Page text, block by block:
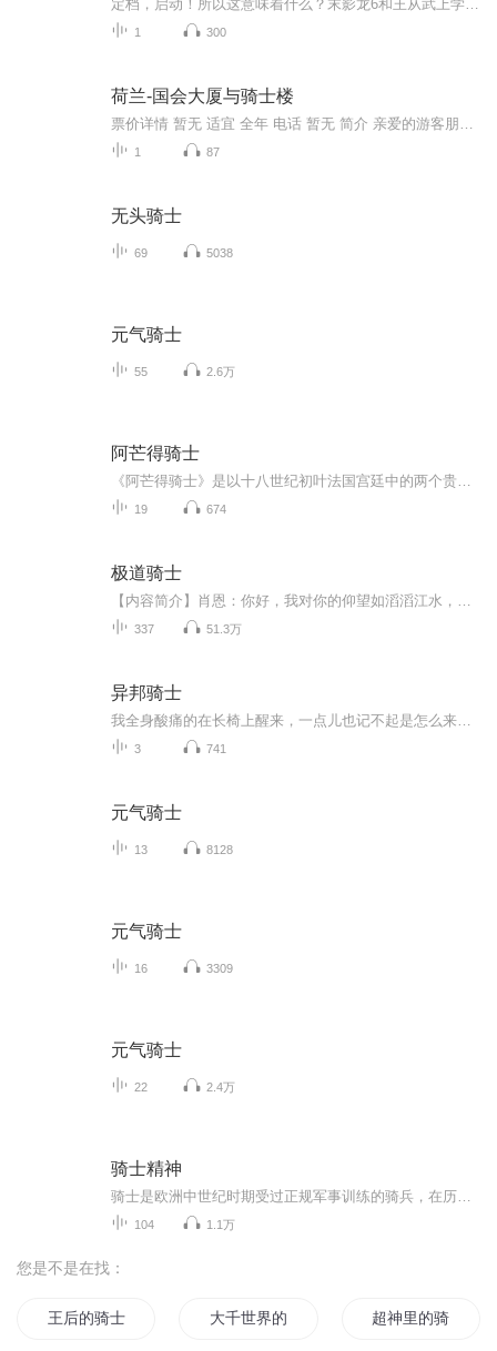
1 300
荷兰-国会大厦与骑士楼
1 87
无头骑士
69 5038
元气骑士
55 2.6万
阿芒得骑士
19 674
极道骑士
337 51.3万
异邦骑士
3 741
元气骑士
13 8128
元气骑士
16 3309
元气骑士
22 2.4万
骑士精神
104 1.1万
您是不是在找：
王后的骑士 大千世界的修罗骑士王 超神里的骑士